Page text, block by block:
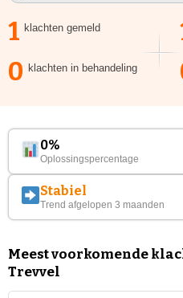
1 klachten gemeld
0 klachten in behandeling
0%
Oplossingspercentage
Stabiel
Trend afgelopen 3 maanden
Meest voorkomende
Trevvel